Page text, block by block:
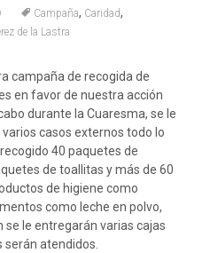
Campaña, Caridad,
de la Lastra
campaña de recogida de
en favor de nuestra acción
durante la Cuaresma, se le
casos externos todo lo
40 paquetes de
de toallitas y más de 60
de higiene como
como leche en polvo,
se le entregarán varias cajas
serán atendidos.